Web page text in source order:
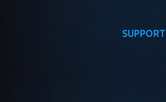
SUPPORT